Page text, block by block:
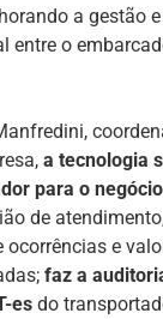
a gestão
entre o
a tecnologia
para o negócio
de
ocorrências e
faz a
es do